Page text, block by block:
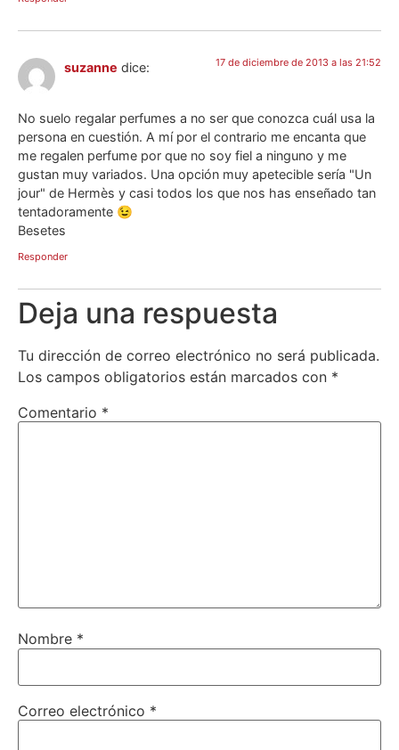
suzanne dice: 17 de diciembre de 2013 a las 21:52
No suelo regalar perfumes a no ser que conozca cuál usa la
persona en cuestión. A mí por el contrario me encanta que
me regalen perfume por que no soy fiel a ninguno y me
gustan muy variados. Una opción muy apetecible sería "Un
jour" de Hermès y casi todos los que nos has enseñado tan
tentadoramente 😉
Besetes
Responder
Deja una respuesta
Tu dirección de correo electrónico no será publicada.
Los campos obligatorios están marcados con *
Comentario *
Nombre *
Correo electrónico *